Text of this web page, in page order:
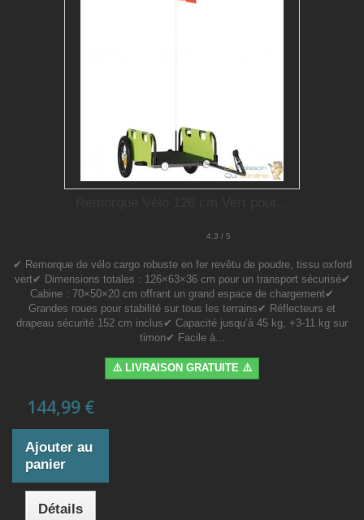
4.3 / 5
✔ Remorque de vélo cargo robuste en fer revêtu de poudre, tissu oxford
vert✔ Dimensions totales : 126×63×36 cm pour un transport sécurisé✔
Cabine : 70×50×20 cm offrant un grand espace de chargement✔
Grandes roues pour stabilité sur tous les terrains✔ Réflecteurs et
drapeau sécurité 152 cm inclus✔ Capacité jusqu’à 45 kg, +3-11 kg sur
timon✔ Facile à...
⚠️ LIVRAISON GRATUITE ⚠️
144,99 €
Ajouter au
panier
Détails